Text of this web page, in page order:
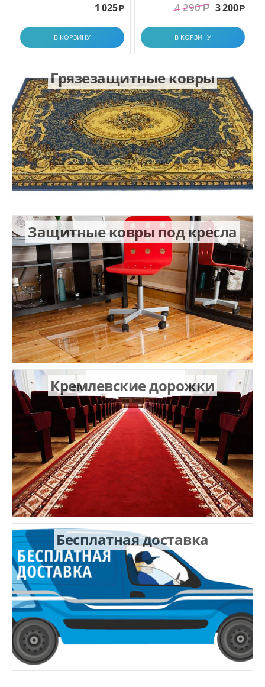
1 025 Р
В КОРЗИНУ
1.0x1.5 м4 290 Р 3 200 Р
В КОРЗИНУ
Грязезащитные ковры
Защитные ковры под кресла
Кремлевские дорожки
Бесплатная доставка